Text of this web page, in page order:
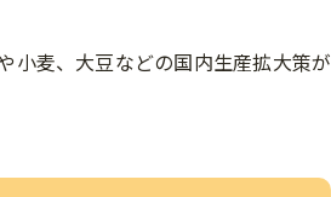
小麦、大豆などの国内生産拡大策が